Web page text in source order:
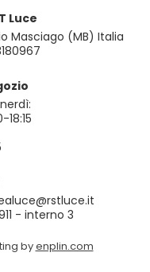
Luce
Masciago (MB) Italia
18:15
- interno 3
byenplin.com